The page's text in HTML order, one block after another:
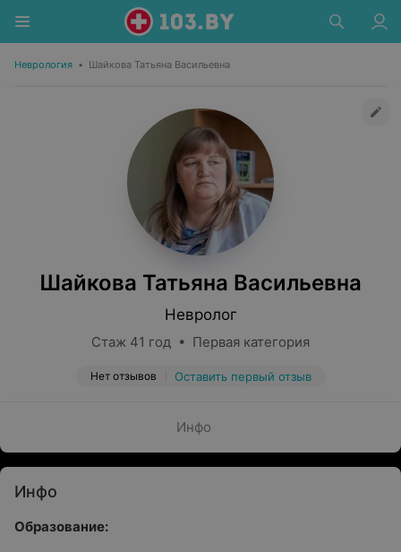
Неврология • Шайкова Татьяна Васильевна
Шайкова Татьяна Васильевна
Невролог
Стаж 41 год • Первая категория
Нет отзывов Оставить первый отзыв
Инфо
Инфо
Образование: